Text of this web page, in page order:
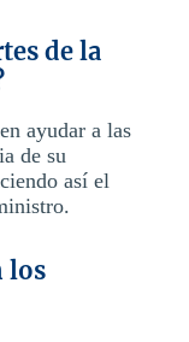
de la
ayudar a las
de su
así el
los